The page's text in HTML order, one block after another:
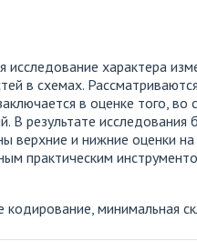
исследование характера
в схемах.
в оценке того,
В результате
верхние и нижние оценки
практическим
кодирование, минимальная